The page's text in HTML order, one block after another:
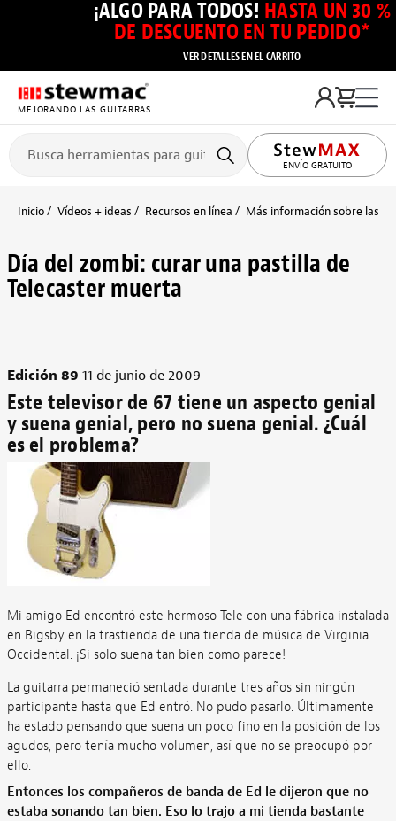
¡ALGO PARA TODOS! HASTA UN 30 %
DE DESCUENTO EN TU PEDIDO*
VER DETALLES EN EL CARRITO
MEJORANDO LAS GUITARRAS
ENVÍO GRATUITO
Inicio Vídeos + ideas Recursos en línea Más información sobre las
Día del zombi: curar una pastilla de
Telecaster muerta
Edición 89 11 de junio de 2009
Este televisor de 67 tiene un aspecto genial
y suena genial, pero no suena genial. ¿Cuál
es el problema?
Mi amigo Ed encontró este hermoso Tele con una fábrica instalada
en Bigsby en la trastienda de una tienda de música de Virginia
Occidental. ¡Si solo suena tan bien como parece!
La guitarra permaneció sentada durante tres años sin ningún
participante hasta que Ed entró. No pudo pasarlo. Últimamente
ha estado pensando que suena un poco fino en la posición de los
agudos, pero tenía mucho volumen, así que no se preocupó por
ello.
Entonces los compañeros de banda de Ed le dijeron que no
estaba sonando tan bien. Eso lo trajo a mi tienda bastante